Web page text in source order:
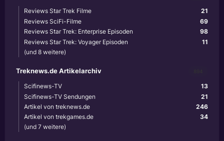
21
Reviews Star Trek Filme
69
Reviews SciFi-Filme
98
Reviews Star Trek: Enterprise Episoden
11
Reviews Star Trek: Voyager Episoden
(und 8 weitere)
Treknews.de Artikelarchiv
13
Scifinews-TV
21
Scifinews-TV Sendungen
246
Artikel von treknews.de
34
Artikel von trekgames.de
(und 7 weitere)